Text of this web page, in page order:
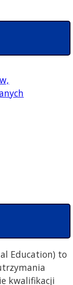
Education) to
kwalifikacji